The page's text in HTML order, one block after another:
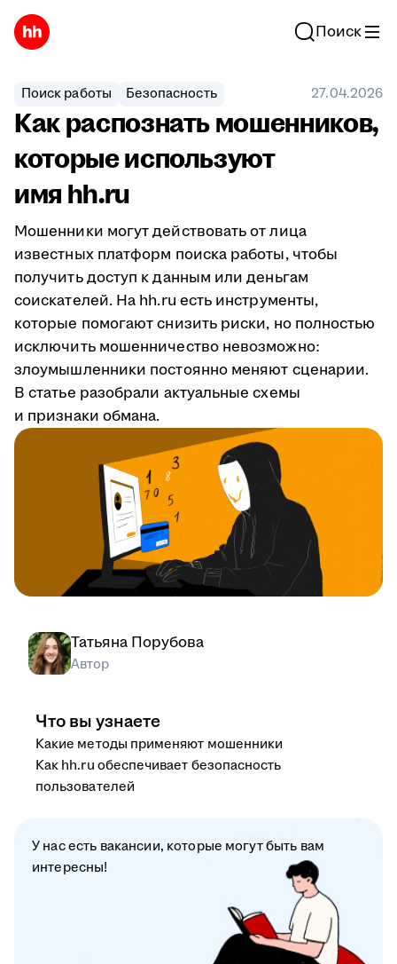
Поиск
Поиск работы Безопасность 27.04.2026
Как распознать мошенников,
которые используют
имя hh.ru
Мошенники могут действовать от лица
известных платформ поиска работы, чтобы
получить доступ к данным или деньгам
соискателей. На hh.ru есть инструменты,
которые помогают снизить риски, но полностью
исключить мошенничество невозможно:
злоумышленники постоянно меняют сценарии.
В статье разобрали актуальные схемы
и признаки обмана.
Татьяна Порубова
Автор
Что вы узнаете
Какие методы применяют мошенники
Как hh.ru обеспечивает безопасность
пользователей
У нас есть вакансии, которые могут быть вам
интересны!